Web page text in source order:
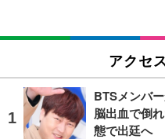
アクセ
BTSメンバ
脳出血で倒
態で出廷へ